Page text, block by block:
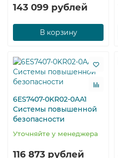
143 099 рублей
В корзину
6ES7407-0KR02-0AA1
Системы повышенной
безопасности
Уточняйте у менеджера
116 873 рублей